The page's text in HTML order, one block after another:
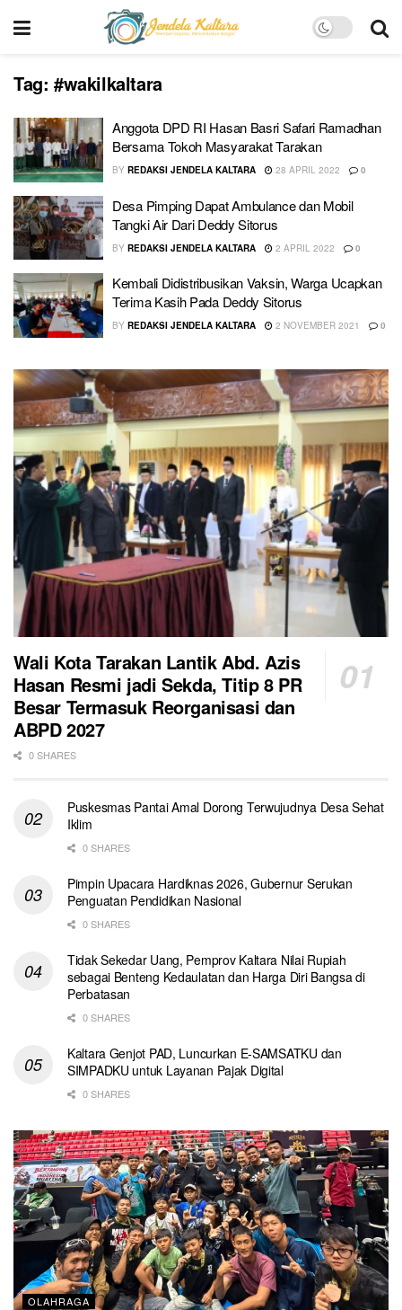
Tag: #wakilkaltara
Anggota DPD RI Hasan Basri Safari Ramadhan
Bersama Tokoh Masyarakat Tarakan
BY REDAKSI JENDELA KALTARA 28 APRIL 2022 0
Desa Pimping Dapat Ambulance dan Mobil
Tangki Air Dari Deddy Sitorus
BY REDAKSI JENDELA KALTARA 2 APRIL 2022 0
Kembali Didistribusikan Vaksin, Warga Ucapkan
Terima Kasih Pada Deddy Sitorus
BY REDAKSI JENDELA KALTARA 2 NOVEMBER 2021 0
Wali Kota Tarakan Lantik Abd. Azis
Hasan Resmi jadi Sekda, Titip 8 PR
Besar Termasuk Reorganisasi dan
ABPD 2027
0 SHARES
Puskesmas Pantai Amal Dorong Terwujudnya Desa Sehat
Iklim
0 SHARES
Pimpin Upacara Hardiknas 2026, Gubernur Serukan
Penguatan Pendidikan Nasional
0 SHARES
Tidak Sekedar Uang, Pemprov Kaltara Nilai Rupiah
sebagai Benteng Kedaulatan dan Harga Diri Bangsa di
Perbatasan
0 SHARES
Kaltara Genjot PAD, Luncurkan E-SAMSATKU dan
SIMPADKU untuk Layanan Pajak Digital
0 SHARES
OLAHRAGA